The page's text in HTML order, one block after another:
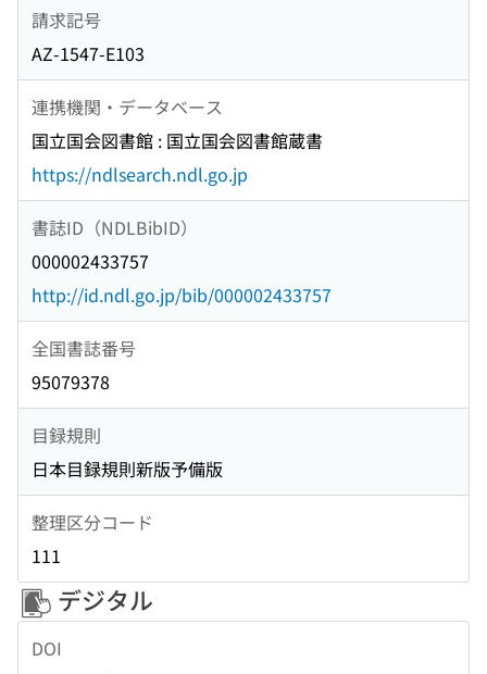
請求記号
AZ-1547-E103
連携機関・データベース
国立国会図書館 : 国立国会図書館蔵書
https://ndlsearch.ndl.go.jp
書誌ID（NDLBibID）
000002433757
http://id.ndl.go.jp/bib/000002433757
全国書誌番号
95079378
目録規則
日本目録規則新版予備版
整理区分コード
111
デジタル
DOI